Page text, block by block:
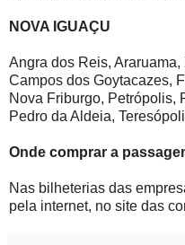
NOVA IGUAÇU
Angra dos Reis,
Campos dos Goytacazes,
Nova Friburgo, Petrópolis,
Pedro da Aldeia,
Onde comprar a
Nas bilheterias das
pela internet, no site das